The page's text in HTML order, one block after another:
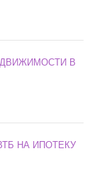
В
НА ИПОТЕКУ